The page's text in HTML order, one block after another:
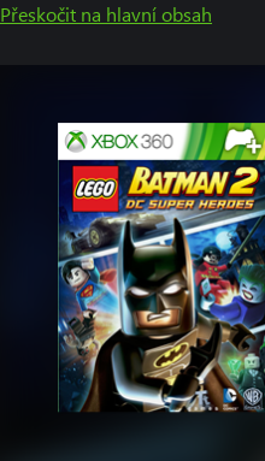
Přeskočit na hlavní obsah